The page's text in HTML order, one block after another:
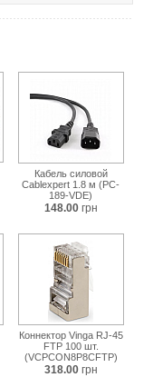
Кабель силовой
Cablexpert 1.8 м (PC-
189-VDE)
148.00 грн
Коннектор Vinga RJ-45
FTP 100 шт.
(VCPCON8P8CFTP)
318.00 грн